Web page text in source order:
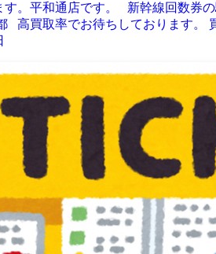
す。平和通店です。 新幹線回数券
高買取率でお待ちしております。